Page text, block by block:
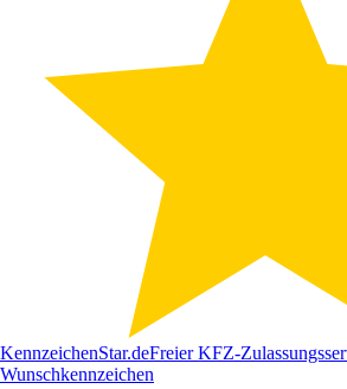
KennzeichenStar.deFreier KFZ-
Wunschkennzeichen